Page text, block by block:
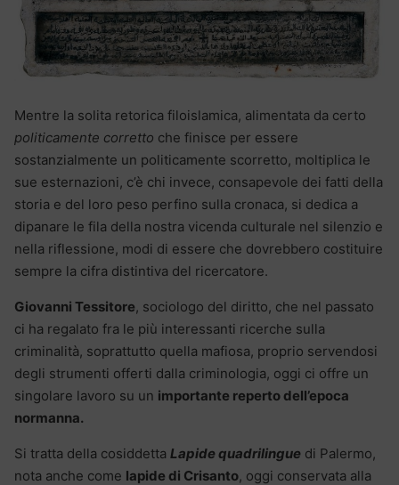
Mentre la solita retorica filoislamica, alimentata da certo
politicamente corretto che finisce per essere
sostanzialmente un politicamente scorretto, moltiplica le
sue esternazioni, c’è chi invece, consapevole dei fatti della
storia e del loro peso perfino sulla cronaca, si dedica a
dipanare le fila della nostra vicenda culturale nel silenzio e
nella riflessione, modi di essere che dovrebbero costituire
sempre la cifra distintiva del ricercatore.
Giovanni Tessitore, sociologo del diritto, che nel passato
ci ha regalato fra le più interessanti ricerche sulla
criminalità, soprattutto quella mafiosa, proprio servendosi
degli strumenti offerti dalla criminologia, oggi ci offre un
singolare lavoro su un importante reperto dell’epoca
normanna.
Si tratta della cosiddetta Lapide quadrilingue di Palermo,
nota anche come lapide di Crisanto, oggi conservata alla